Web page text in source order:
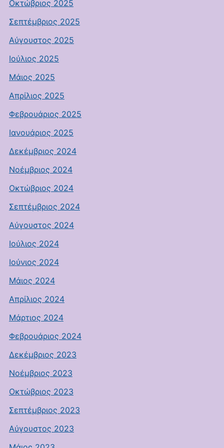
Οκτώβριος 2025
Σεπτέμβριος 2025
Αύγουστος 2025
Ιούλιος 2025
Μάιος 2025
Απρίλιος 2025
Φεβρουάριος 2025
Ιανουάριος 2025
Δεκέμβριος 2024
Νοέμβριος 2024
Οκτώβριος 2024
Σεπτέμβριος 2024
Αύγουστος 2024
Ιούλιος 2024
Ιούνιος 2024
Μάιος 2024
Απρίλιος 2024
Μάρτιος 2024
Φεβρουάριος 2024
Δεκέμβριος 2023
Νοέμβριος 2023
Οκτώβριος 2023
Σεπτέμβριος 2023
Αύγουστος 2023